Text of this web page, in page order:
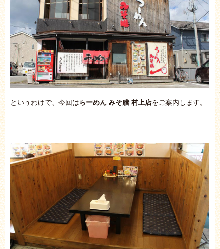
というわけで、今回はらーめん みそ膳 村上店をご案内します。